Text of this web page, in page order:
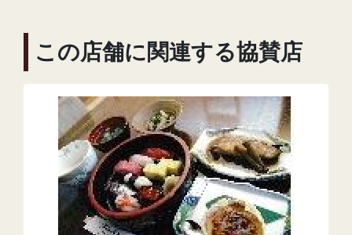
この店舗に関連する協賛店